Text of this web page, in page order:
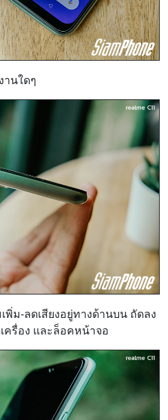
านใดๆ
พิ่ม-ลดเสียงอยู่ทางด้านบน ถัดลง
ครื่อง และล็อคหน้าจอ